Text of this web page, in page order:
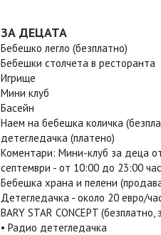
ЗА ДЕЦАТА
Бебешко легло (безплатно)
Бебешки столчета в ресторанта
Игрище
Мини клуб
Басейн
Наем на бебешка количка
детегледачка (платено)
Коментари: Мини-клуб за деца
септември - от 10:00 до 23:00
Бебешка храна и пелени
Детегледачка - около 20 евро/
BARY STAR CONCEPT
• Радио детегледачка